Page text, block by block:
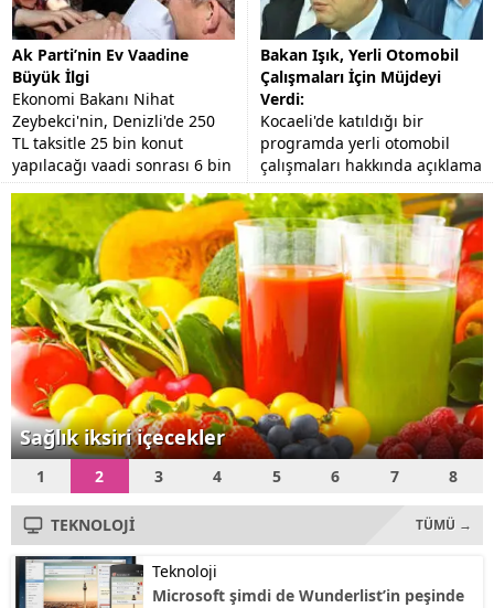
Ak Parti’nin Ev Vaadine
Büyük İlgi
Ekonomi Bakanı Nihat
Zeybekci'nin, Denizli'de 250
TL taksitle 25 bin konut
yapılacağı vaadi sonrası 6 bin
kişi başvuru yaptı.
Bakan Işık, Yerli Otomobil
Çalışmaları İçin Müjdeyi
Verdi:
Kocaeli'de katıldığı bir
programda yerli otomobil
çalışmaları hakkında açıklama
yapan Bilim Sanayi ve
Teknoloji Bakanı Fikri Işık,
"Özellikle menzili...
Sağlık iksiri içecekler
1 2 3 4 5 6 7 8
TEKNOLOJİ TÜMÜ →
Teknoloji
Microsoft şimdi de Wunderlist’in peşinde